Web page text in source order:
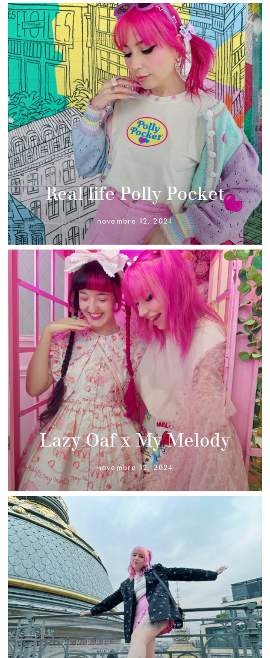
Real life Polly Pocket
novembre 12, 2024
Lazy Oaf x My Melody
novembre 12, 2024